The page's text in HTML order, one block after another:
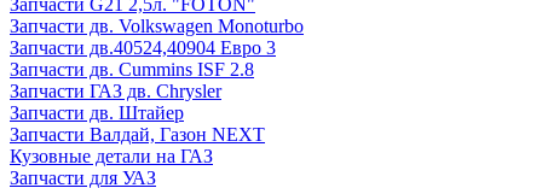
Запчасти G21 2,5л. "FOTON"
Запчасти дв. Volkswagen Monoturbo
Запчасти дв.40524,40904 Евро 3
Запчасти дв. Cummins ISF 2.8
Запчасти ГАЗ дв. Chrysler
Запчасти дв. Штайер
Запчасти Валдай, Газон NEXT
Кузовные детали на ГАЗ
Запчасти для УАЗ